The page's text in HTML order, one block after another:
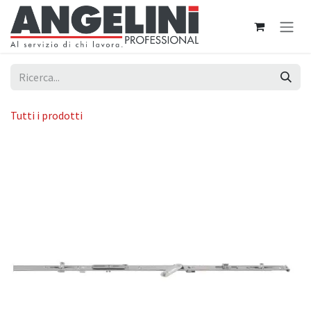
Passa al contenuto
Tutti i prodotti